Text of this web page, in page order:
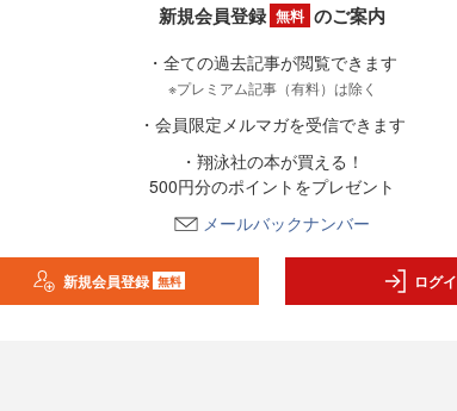
新規会員登録 無料 のご案内
・全ての過去記事が閲覧できます
※プレミアム記事（有料）は除く
・会員限定メルマガを受信できます
・翔泳社の本が買える！
500円分のポイントをプレゼント
メールバックナンバー
新規会員登録 無料 ログ